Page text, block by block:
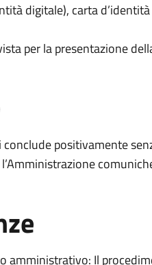
digitale), carta
per la presentazione
positivamente
amministrativo: Il